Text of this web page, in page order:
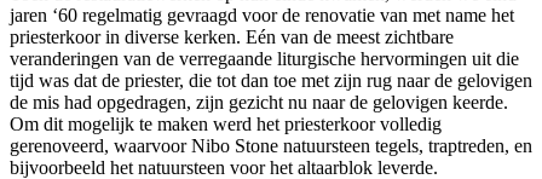
jaren ‘60 regelmatig gevraagd voor de renovatie van met name het
priesterkoor in diverse kerken. Eén van de meest zichtbare
veranderingen van de verregaande liturgische hervormingen uit die
tijd was dat de priester, die tot dan toe met zijn rug naar de gelovigen
de mis had opgedragen, zijn gezicht nu naar de gelovigen keerde.
Om dit mogelijk te maken werd het priesterkoor volledig
gerenoveerd, waarvoor Nibo Stone natuursteen tegels, traptreden, en
bijvoorbeeld het natuursteen voor het altaarblok leverde.